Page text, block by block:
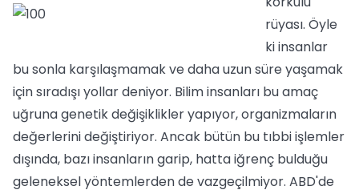
rüyası. Öyle
ki insanlar
bu sonla karşılaşmamak ve daha uzun süre yaşamak
için sıradışı yollar deniyor. Bilim insanları bu amaç
uğruna genetik değişiklikler yapıyor, organizmaların
değerlerini değiştiriyor. Ancak bütün bu tıbbi işlemler
dışında, bazı insanların garip, hatta iğrenç bulduğu
geleneksel yöntemlerden de vazgeçilmiyor. ABD'de